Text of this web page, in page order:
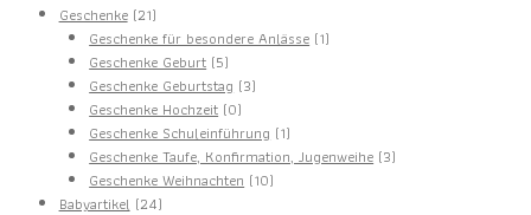
Geschenke 2121
Produkte
Geschenke für besondere Anlässe 11
Geschenke Geburt 55
Produkte
Geschenke Geburtstag 33
Geschenke Hochzeit 00
Produkte
Geschenke Schuleinführung 11
Produkt
Geschenke Taufe, Konfirmation, Jugenweihe 33
Geschenke Weihnachten 1010
Babyartikel 2424